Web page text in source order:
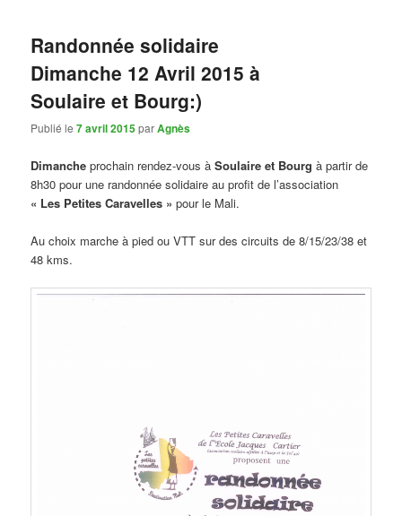
Randonnée solidaire
Dimanche 12 Avril 2015 à
Soulaire et Bourg:)
Publié le7 avril 2015parAgnès
Dimanche prochain rendez-vous àSoulaire et Bourg à partir de
8h30 pour une randonnée solidaire au profit de l’association
« Les Petites Caravelles » pour le Mali.
Au choix marche à pied ou VTT sur des circuits de 8/15/23/38 et
48 kms.